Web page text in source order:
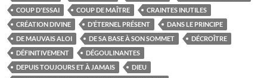
COUP D'ESSAI
COUP DE MAÎTRE
CRAINTES INUTILES
CRÉATION DIVINE
D’ÉTERNEL PRÉSENT
DANS LE PRINCIPE
DE MAUVAIS ALOI
DE SA BASE À SON SOMMET
DÉCROÎTRE
DÉFINITIVEMENT
DÉGOULINANTES
DEPUIS TOUJOURS ET À JAMAIS
DIEU